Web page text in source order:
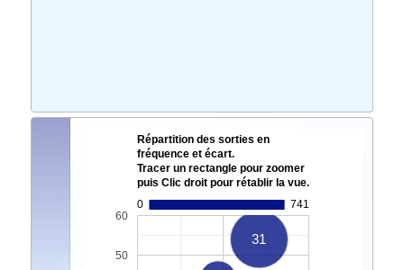
Répartition des sorties en
fréquence et écart.
Tracer un rectangle pour zoomer
puis Clic droit pour rétablir la vue.
0
741
31
50
60